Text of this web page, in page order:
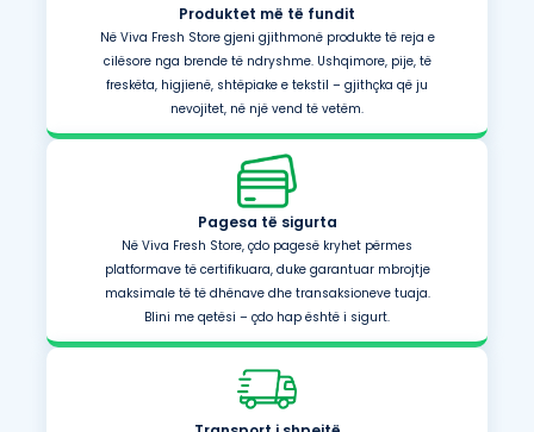
Produktet më të fundit
Në Viva Fresh Store gjeni gjithmonë produkte të reja e
cilësore nga brende të ndryshme. Ushqimore, pije, të
freskëta, higjienë, shtëpiake e tekstil – gjithçka që ju
nevojitet, në një vend të vetëm.
Pagesa të sigurta
Në Viva Fresh Store, çdo pagesë kryhet përmes
platformave të certifikuara, duke garantuar mbrojtje
maksimale të të dhënave dhe transaksioneve tuaja.
Blini me qetësi – çdo hap është i sigurt.